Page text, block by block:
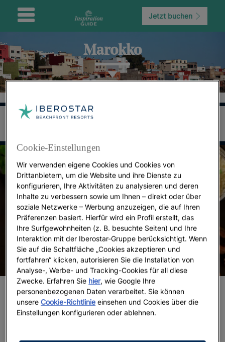
Jetzt buchen
Marokko
Neun Gerichte, die Sie in Marokko
probieren sollten
Cookie-Einstellungen
Wir verwenden eigene Cookies und Cookies von
Drittanbietern, um die Website und ihre Dienste zu
konfigurieren, Ihre Aktivitäten zu analysieren und deren
Inhalte zu verbessern sowie um Ihnen – direkt oder über
soziale Netzwerke – Werbung anzuzeigen, die auf Ihren
Präferenzen basiert. Hierfür wird ein Profil erstellt, das
Ihre Surfgewohnheiten (z. B. besuchte Seiten) und Ihre
Interaktion mit der Iberostar-Gruppe berücksichtigt. Wenn
Sie auf die Schaltfläche „Cookies akzeptieren und
fortfahren“ klicken, autorisieren Sie die Installation von
Analyse-, Werbe- und Tracking-Cookies für all diese
Zwecke. Erfahren Sie hier, wie Google Ihre
personenbezogenen Daten verarbeitet. Sie können
unsereCookie-Richtlinie einsehen und Cookies über die
Einstellungen konfigurieren oder ablehnen.